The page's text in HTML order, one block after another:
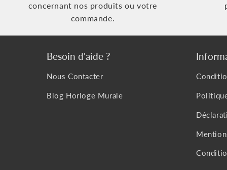
concernant nos produits ou votre
commande.
Besoin d'aide ?
Nous Contacter
Blog Horloge Murale